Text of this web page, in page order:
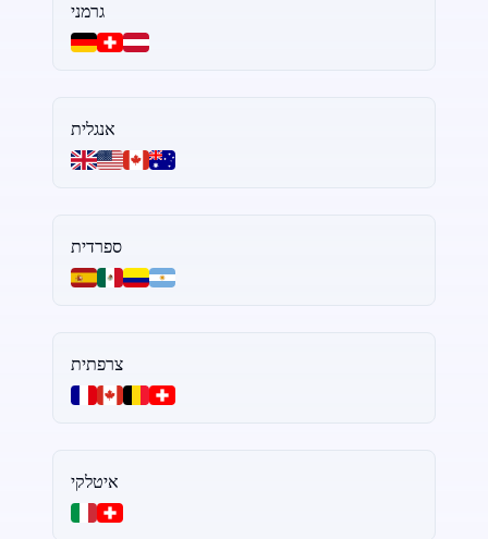
גרמני
אנגלית
ספרדית
צרפתית
איטלקי